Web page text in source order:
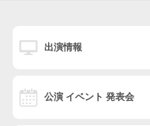
出演情報
公演 イベント 発表会